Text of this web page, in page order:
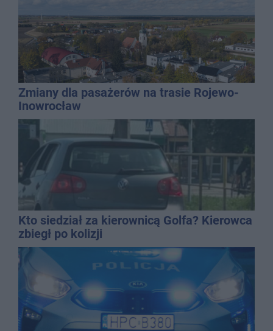
Zmiany dla pasażerów na trasie Rojewo-
Inowrocław
Kto siedział za kierownicą Golfa? Kierowca
zbiegł po kolizji